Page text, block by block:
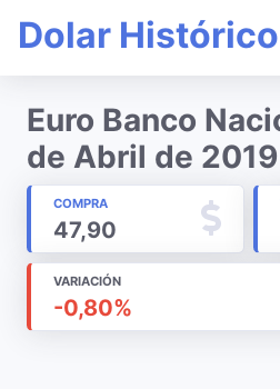
Dolar Histórico
Euro Banco
de Abril de 2019
COMPRA
47,90
VARIACIÓN
-0,80%